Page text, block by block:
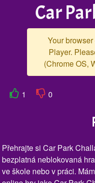
Car
Your
Player.
(Chrome OS,
1 0
Přehrajte si Car Park
bezplatná neblokovaná
ve škole nebo v práci.